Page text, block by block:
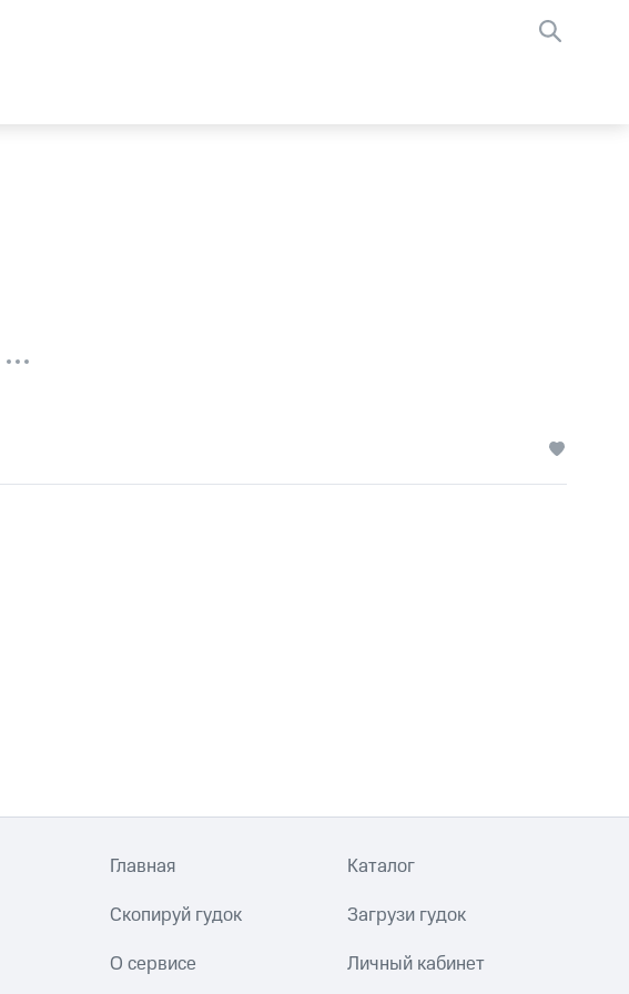
Главная Каталог
Скопируй гудок Загрузи гудок
О сервисе Личный кабинет